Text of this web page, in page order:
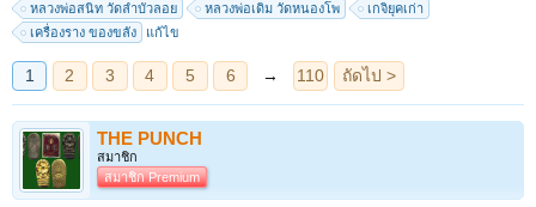
หลวงพ่อสนิท วัดลำบัวลอย
หลวงพ่อเดิม วัดหนองโพ
เกจิยุคเก่า
เครื่องราง ของขลัง
แก้ไข
THE PUNCH
สมาชิก
สมาชิก Premium